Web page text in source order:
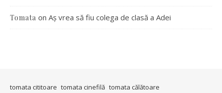
Tomata on Aș vrea să fiu colega de clasă a Adei
tomata cititoare tomata cinefilă tomata călătoare